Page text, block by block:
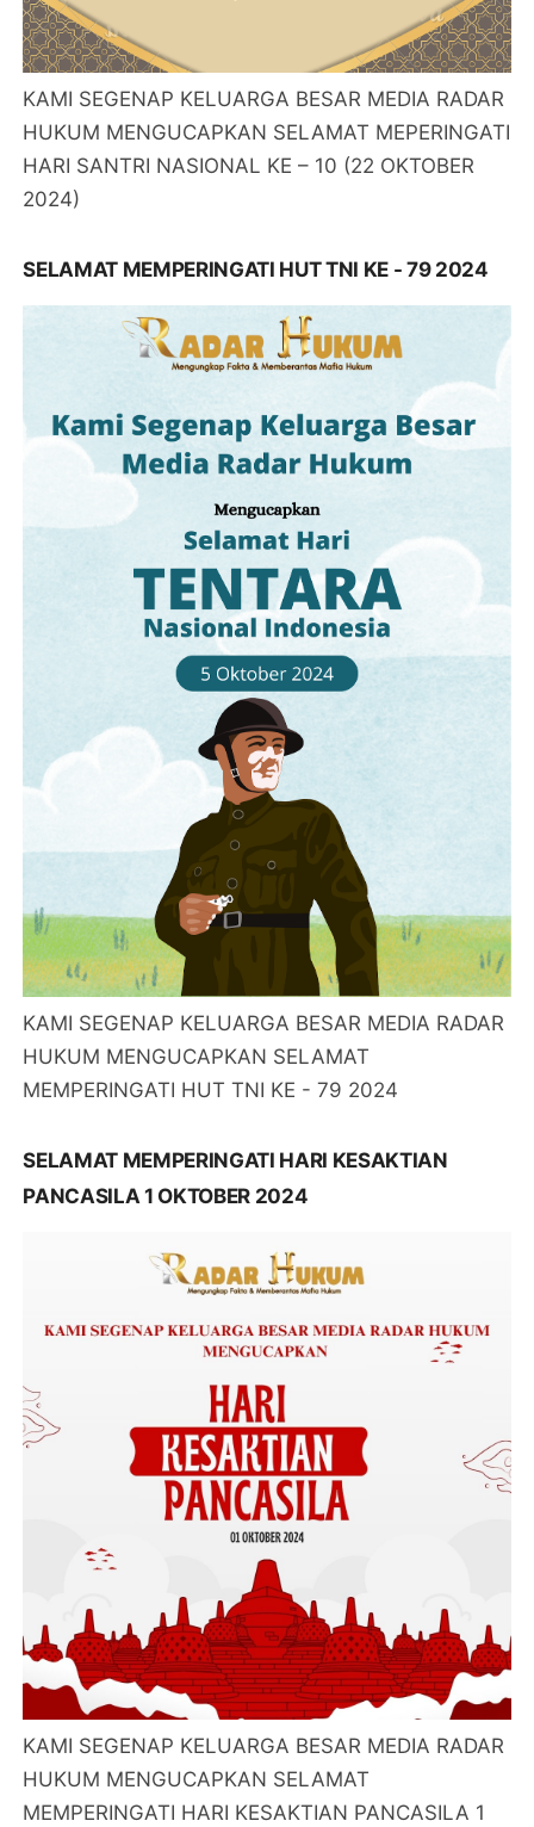
KAMI SEGENAP KELUARGA BESAR MEDIA RADAR
HUKUM MENGUCAPKAN SELAMAT MEPERINGATI
HARI SANTRI NASIONAL KE – 10 (22 OKTOBER
2024)
SELAMAT MEMPERINGATI HUT TNI KE - 79 2024
KAMI SEGENAP KELUARGA BESAR MEDIA RADAR
HUKUM MENGUCAPKAN SELAMAT
MEMPERINGATI HUT TNI KE - 79 2024
SELAMAT MEMPERINGATI HARI KESAKTIAN
PANCASILA 1 OKTOBER 2024
KAMI SEGENAP KELUARGA BESAR MEDIA RADAR
HUKUM MENGUCAPKAN SELAMAT
MEMPERINGATI HARI KESAKTIAN PANCASILA 1